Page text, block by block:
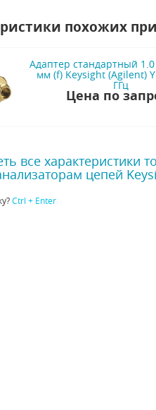
похожих
Адаптер стандартный
мм (f) Keysight (Agilent)
ГГц
Цена по
все характеристики
цепей
Ctrl + Enter